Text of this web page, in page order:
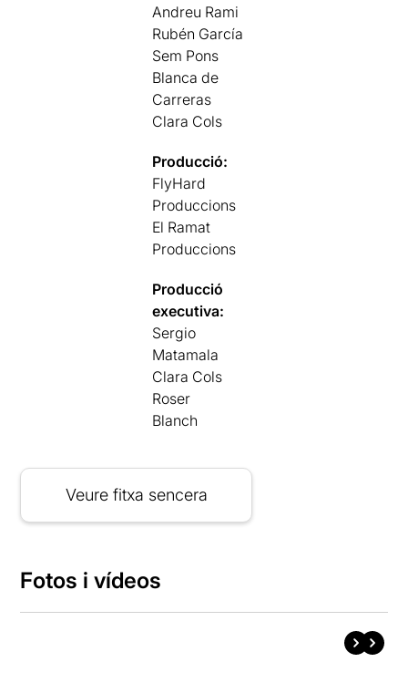
Andreu Rami
Rubén García
Sem Pons
Blanca de
Carreras
Clara Cols
Producció:
FlyHard
Produccions
El Ramat
Produccions
Producció
executiva:
Sergio
Matamala
Clara Cols
Roser
Blanch
Veure fitxa sencera
Fotos i vídeos